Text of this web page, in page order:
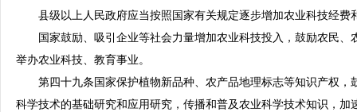
县级以上人民政府应当按照国家有关规定逐步增加农业科技经费
国家鼓励、吸引企业等社会力量增加农业科技投入，鼓励农民、
举办农业科技、教育事业。
第四十九条国家保护植物新品种、农产品地理标志等知识产权，
科学技术的基础研究和应用研究，传播和普及农业科学技术知识，